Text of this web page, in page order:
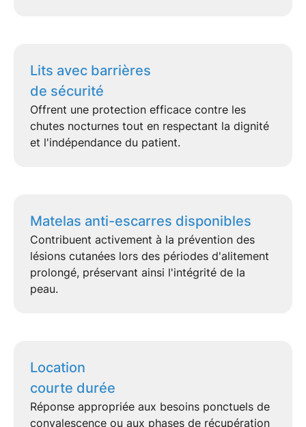
Lits avec barrières
de sécurité
Offrent une protection efficace contre les
chutes nocturnes tout en respectant la dignité
et l'indépendance du patient.
Matelas anti-escarres disponibles
Contribuent activement à la prévention des
lésions cutanées lors des périodes d'alitement
prolongé, préservant ainsi l'intégrité de la
peau.
Location
courte durée
Réponse appropriée aux besoins ponctuels de
convalescence ou aux phases de récupération